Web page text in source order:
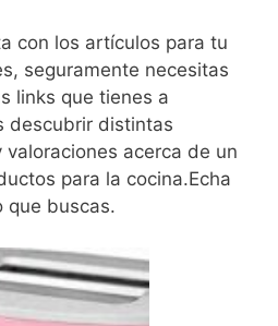
con los artículos para tu
seguramente necesitas
links que tienes a
descubrir distintas
valoraciones acerca de un
para la cocina.Echa
que buscas.